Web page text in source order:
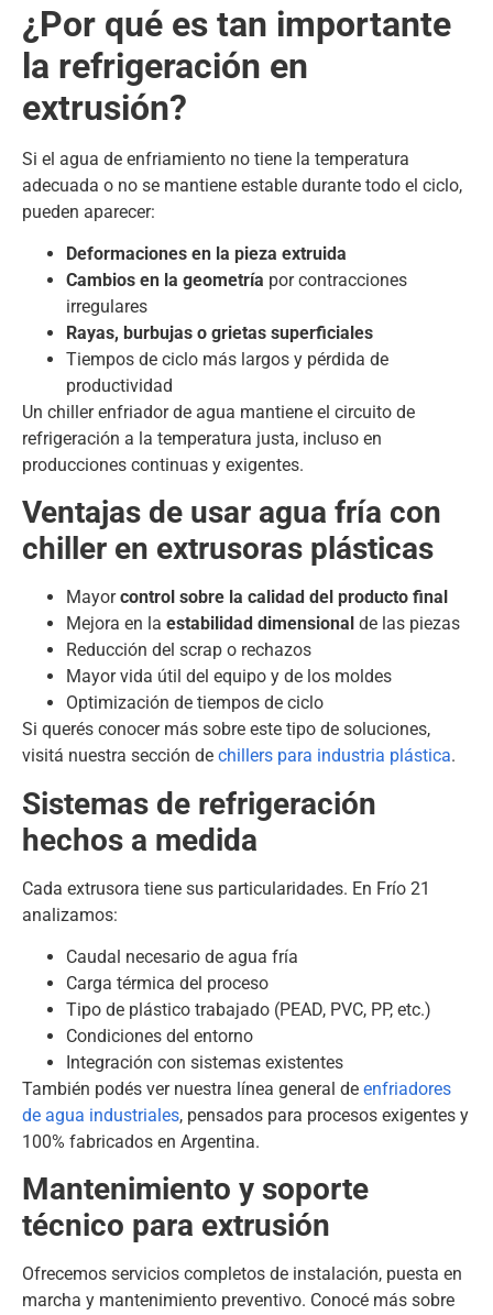
¿Por qué es tan importante
la refrigeración en
extrusión?
Si el agua de enfriamiento no tiene la temperatura
adecuada o no se mantiene estable durante todo el ciclo,
pueden aparecer:
Deformaciones en la pieza extruida
Cambios en la geometría por contracciones
irregulares
Rayas, burbujas o grietas superficiales
Tiempos de ciclo más largos y pérdida de
productividad
Un chiller enfriador de agua mantiene el circuito de
refrigeración a la temperatura justa, incluso en
producciones continuas y exigentes.
Ventajas de usar agua fría con
chiller en extrusoras plásticas
Mayorcontrol sobre la calidad del producto final
Mejora en la estabilidad dimensional de las piezas
Reducción del scrap o rechazos
Mayor vida útil del equipo y de los moldes
Optimización de tiempos de ciclo
Si querés conocer más sobre este tipo de soluciones,
visitá nuestra sección de chillers para industria plástica.
Sistemas de refrigeración
hechos a medida
Cada extrusora tiene sus particularidades. En Frío 21
analizamos:
Caudal necesario de agua fría
Carga térmica del proceso
Tipo de plástico trabajado (PEAD, PVC, PP, etc.)
Condiciones del entorno
Integración con sistemas existentes
También podés ver nuestra línea general de enfriadores
de agua industriales, pensados para procesos exigentes y
100% fabricados en Argentina.
Mantenimiento y soporte
técnico para extrusión
Ofrecemos servicios completos de instalación, puesta en
marcha y mantenimiento preventivo. Conocé más sobre